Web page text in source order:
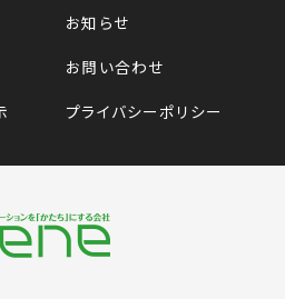
お知らせ
お問い合わせ
プライバシーポリシー